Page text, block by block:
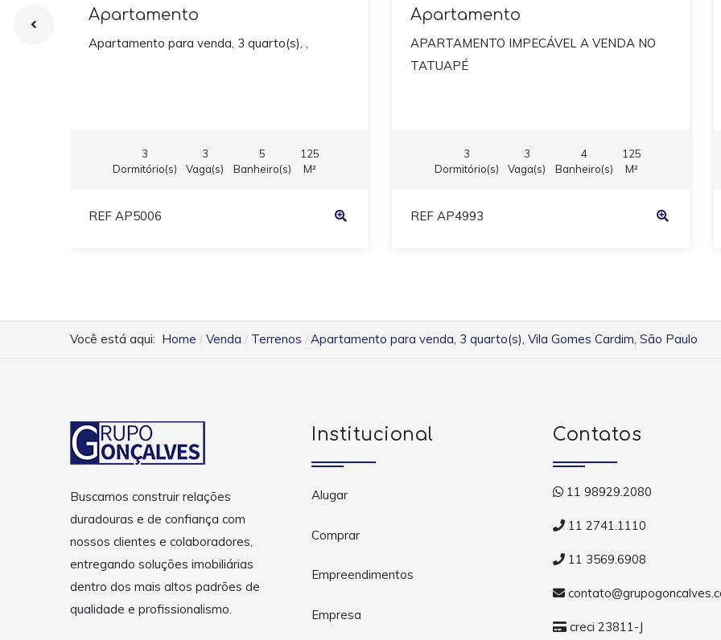
Apartamento
Apartamento para venda, 3 quarto(s), ,
3
Dormitório(s)
3
Vaga(s)
5
Banheiro(s)
125
M²
REF AP5006
Apartamento
APARTAMENTO IMPECÁVEL A VENDA NO
TATUAPÉ
3
Dormitório(s)
3
Vaga(s)
4
Banheiro(s)
125
M²
REF AP4993
Você está aqui: Home Venda Terrenos Apartamento para venda, 3 quarto(s), Vila Gomes Cardim, São Paulo
Buscamos construir relações
duradouras e de confiança com
nossos clientes e colaboradores,
entregando soluções imobiliárias
dentro dos mais altos padrões de
qualidade e profissionalismo.
Institucional
Alugar
Comprar
Empreendimentos
Empresa
Contatos
11 98929.2080
11 2741.1110
11 3569.6908
creci 23811-J